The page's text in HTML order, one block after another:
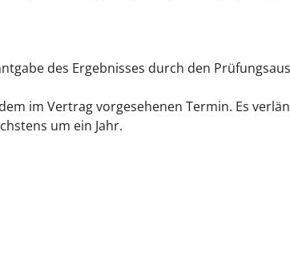
des Ergebnisses durch den
im Vertrag vorgesehenen Termin. Es
um ein Jahr.